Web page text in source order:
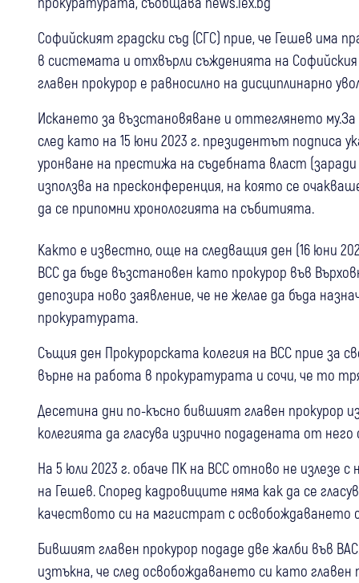
Софийският градски съд (СГС) прие, че Гешев има
в системата и отхвърли съжденията на
главен прокурор е равносилно на дисциплинарно
Искането за възстановяване и оттеглянето
след като на 15 юни 2023 г. президентът подписа
уронване на престижа на съдебната власт
използва на пресконференция, на която се
да се припомни хронологията на събитията.
Както е известно, още на следващия ден (16 юни
ВСС да бъде възстановен като прокурор във
депозира ново заявление, че не желае да бъда
прокуратурата.
Същия ден Прокурорската колегия на ВСС прие за
върне на работа в прокуратурата и сочи, че то
Десетина дни по-късно бившият главен прокурор
колегията да гласува изрично подадената от него
На 5 юли 2023 г. обаче ПК на ВСС отново не излезе
на Гешев. Според кадровиците няма как да се
качеството си на магистрат с освобождаването
Бившият главен прокурор подаде две жалби във
изтъкна, че след освобождаването си като